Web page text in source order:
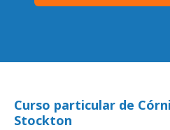
Curso particular de
Stockton